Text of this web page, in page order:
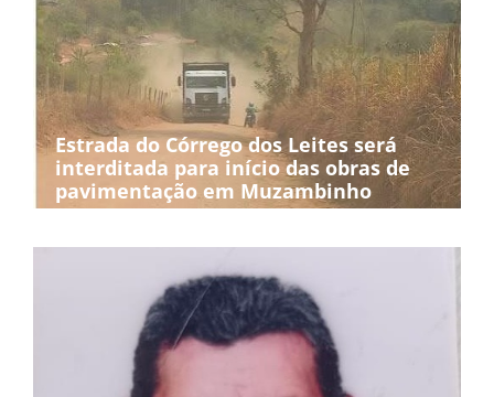
Estrada do Córrego dos Leites será
interditada para início das obras de
pavimentação em Muzambinho